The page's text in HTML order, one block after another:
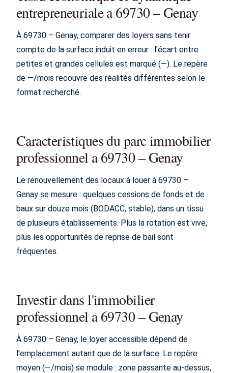
entrepreneuriale a 69730 – Genay
À 69730 – Genay, comparer des loyers sans tenir
compte de la surface induit en erreur : l'écart entre
petites et grandes cellules est marqué (—). Le repère
de —/mois recouvre des réalités différentes selon le
format recherché.
Caracteristiques du parc immobilier
professionnel a 69730 – Genay
Le renouvellement des locaux à louer à 69730 –
Genay se mesure : quelques cessions de fonds et de
baux sur douze mois (BODACC, stable), dans un tissu
de plusieurs établissements. Plus la rotation est vive,
plus les opportunités de reprise de bail sont
fréquentes.
Investir dans l'immobilier
professionnel a 69730 – Genay
À 69730 – Genay, le loyer accessible dépend de
l'emplacement autant que de la surface. Le repère
moyen (—/mois) se module : zone passante au-dessus,